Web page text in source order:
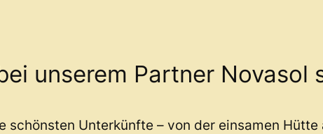
unserem Partner Novasol
schönsten Unterkünfte – von der einsamen Hütte